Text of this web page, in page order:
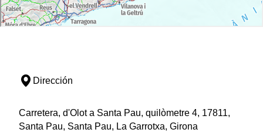
Dirección
Carretera, d'Olot a Santa Pau, quilòmetre 4, 17811,
Santa Pau, Santa Pau, La Garrotxa, Girona